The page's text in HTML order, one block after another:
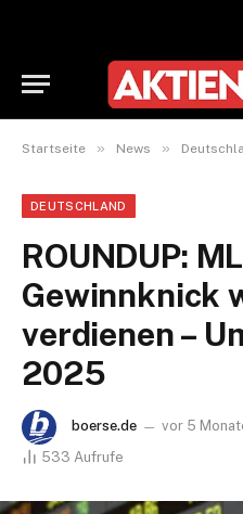
Startseite » News »
DEUTSCHLAND
ROUNDUP:
Gewinnknick
verdienen –
2025
boerse.de vor 5
533 Aufrufe